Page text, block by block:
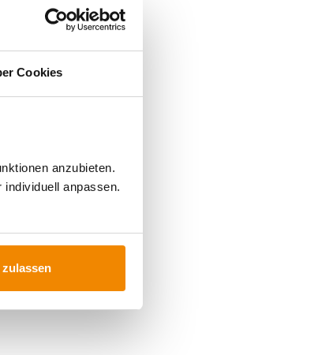
Cookies
anzubieten.
individuell anpassen.